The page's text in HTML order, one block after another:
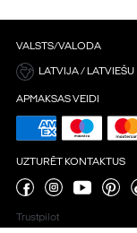
VALSTS/VALODA
LATVIJA / LATVIEŠU
APMAKSAS VEIDI
UZTURĒT KONTAKTUS
Trustpilot